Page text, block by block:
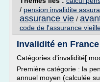
/ pension invalidite
assurance vie /
code de l'assurance
Invalidité en
Catégories d'invalidité[
Première catégorie : la
annuel moyen (calculée